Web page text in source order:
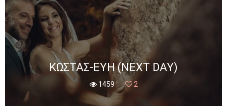
ΚΏΣΤΑΣ-ΕΎΗ (NEXT DAY)
1459 2